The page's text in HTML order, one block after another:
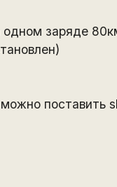
заряде
поставить